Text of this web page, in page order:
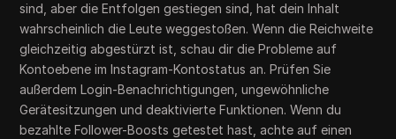
sind, aber die Entfolgen gestiegen sind, hat dein Inhalt
wahrscheinlich die Leute weggestoßen. Wenn die Reichweite
gleichzeitig abgestürzt ist, schau dir die Probleme auf
Kontoebene im Instagram-Kontostatus an. Prüfen Sie
außerdem Login-Benachrichtigungen, ungewöhnliche
Gerätesitzungen und deaktivierte Funktionen. Wenn du
bezahlte Follower-Boosts getestet hast, achte auf einen